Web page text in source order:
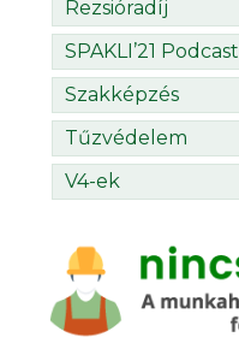
Rezsióradíj
SPAKLI’21 Podcast
Szakképzés
Tűzvédelem
V4-ek